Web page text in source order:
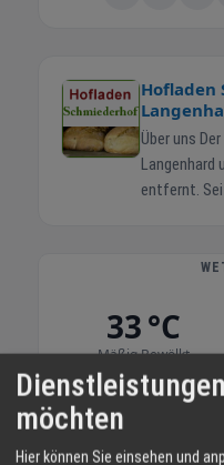
Hofladen
Über uns Der Schmiederhof liegt am Rand des
Langenhard
entfernt.
Rinder
langsam
bekommen
Eier, Brot,
stärken Sie
33 °C
Mäßig Bewölkt
06:12 12 %
SO
möchten
Hier können Sie einsehen und